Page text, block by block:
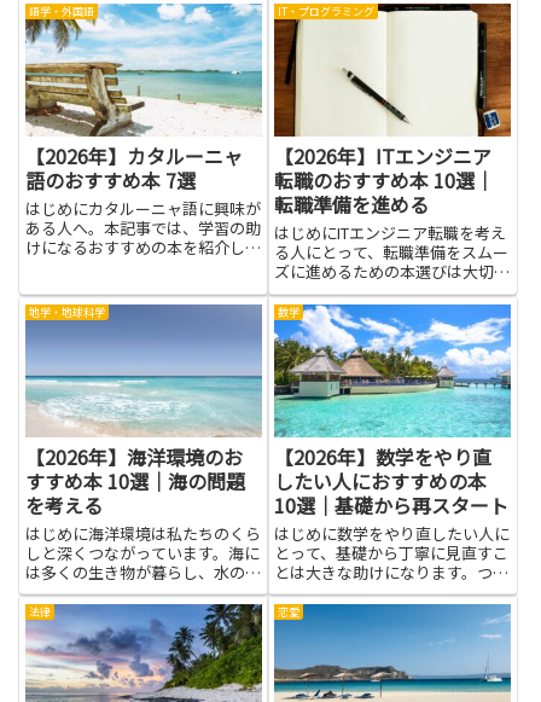
安や期待、自己防衛などさまざま
な感情があり、それを理解するこ
とで見える風景が変わります。本
を通して感情の仕組みや相手と
の...
をくれます。文章や研究を通じ
て、ストレスを受けたときの反応
を客観的に見つめ直す方法、気持
ちを言葉にして伝える力、日常の
小...
語学・外国語
【2026年】カタルーニャ
語のおすすめ本 7選
はじめにカタルーニャ語に興味が
ある人へ。本記事では、学習の助
けになるおすすめの本を紹介しま
うになり、旅行や仕事の場面での
コミュニケーションがしやすくな
ります。文字の読み書きや文法
の...
IT・プログラミング
【2026年】ITエンジニア
転職のおすすめ本 10選｜
転職準備を進める
はじめにITエンジニア転職を考え
る人にとって、転職準備をスムー
ズに進めるための本選びは大切で
す。難しい専門用語を追いかける
だけでなく、実務のイメージをつ
かみ、面接の準備にも役立つ情報
を見つけることが目的になりま
す。本を読み進めると、自分の
経...
地学・地球科学
【2026年】海洋環境のお
すすめ本 10選｜海の問題
を考える
はじめに海洋環境は私たちのくら
しと深くつながっています。海に
は多くの生き物が暮らし、水の循
環が私たちのくらしとつながって
いることが分かります。読み進め
るうちに、海洋環境が受ける傷や
回復の力、地域の取り組み、研究
者の努力を知ることで、知識だ
け...
数学
【2026年】数学をやり直
したい人におすすめの本
10選｜基礎から再スタート
はじめに数学をやり直したい人に
とって、基礎から丁寧に見直すこ
とは大きな助けになります。つま
ずく原因は学習の順序だけでな
く、長いあいだ使いこなせていな
い基本の感覚や、日常の理解力の
偏りにあります。本屋や図書館に
は、やさしい解説と例題が揃い、
ゆ...
法律 恋愛